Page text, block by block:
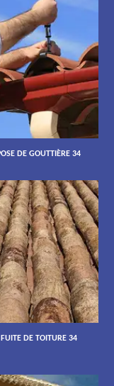
DE GOUTTIÈRE 34
FUITE DE TOITURE 34